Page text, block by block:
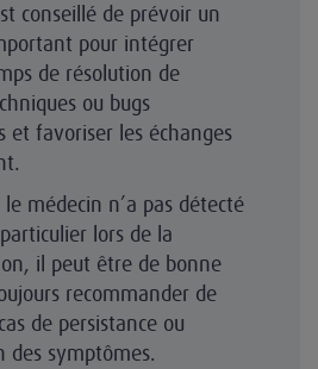
conseillé de prévoir un
pour intégrer
de résolution de
ou bugs
et favoriser les échanges
médecin n’a pas détecté
lors de la
il peut être de bonne
recommander de
de persistance ou
des symptômes.